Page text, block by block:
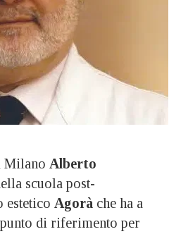
Milano Alberto
scuola post-
estetico Agorà che ha a
di riferimento per